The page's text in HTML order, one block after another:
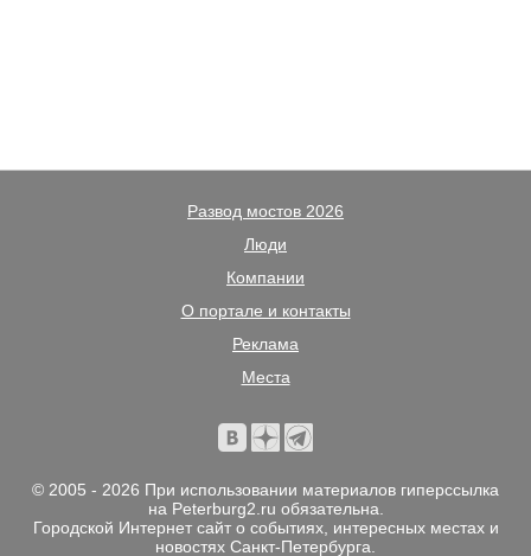
Развод мостов 2026
Люди
Компании
О портале и контакты
Реклама
Места
© 2005 - 2026 При использовании материалов гиперссылка
на Peterburg2.ru обязательна.
Городской Интернет сайт о событиях, интересных местах и
новостях Санкт-Петербурга.